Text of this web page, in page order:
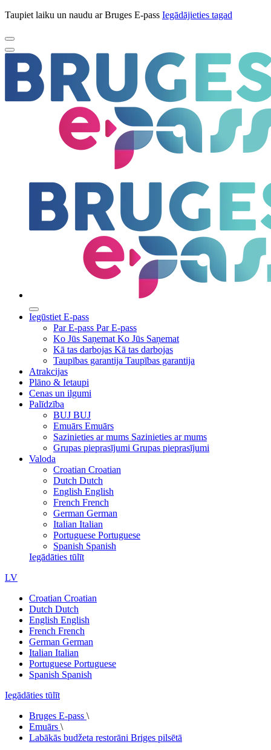
Taupiet laiku un naudu ar Bruges E-pass Iegādājieties tagad
Iegūstiet E-pass
Par E-pass Par E-pass
Ko Jūs Saņemat Ko Jūs Saņemat
Kā tas darbojas Kā tas darbojas
Taupības garantija Taupības garantija
Atrakcijas
Plāno & Ietaupi
Cenas un ilgumi
Palīdzība
BUJ BUJ
Emuārs Emuārs
Sazinieties ar mums Sazinieties ar mums
Grupas pieprasījumi Grupas pieprasījumi
Valoda
Croatian Croatian
Dutch Dutch
English English
French French
German German
Italian Italian
Portuguese Portuguese
Spanish Spanish
Iegādāties tūlīt
LV
Croatian Croatian
Dutch Dutch
English English
French French
German German
Italian Italian
Portuguese Portuguese
Spanish Spanish
Iegādāties tūlīt
Bruges E-pass \
Emuārs \
Labākās budžeta restorāni Briges pilsētā